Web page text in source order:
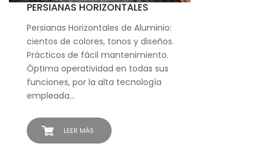
LEER MÁS
PERSIANAS HORIZONTALES
Persianas Horizontales de Aluminio:
cientos de colores, tonos y diseños.
Prácticos de fácil mantenimiento.
Óptima operatividad en todas sus
funciones, por la alta tecnología
empleada…